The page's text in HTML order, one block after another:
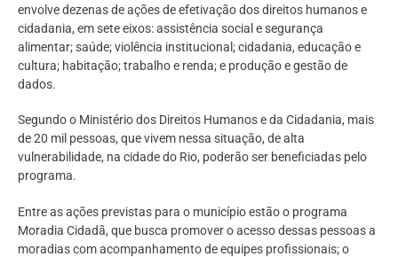
envolve dezenas de ações de efetivação dos direitos humanos e
cidadania, em sete eixos: assistência social e segurança
alimentar; saúde; violência institucional; cidadania, educação e
cultura; habitação; trabalho e renda; e produção e gestão de
dados.
Segundo o Ministério dos Direitos Humanos e da Cidadania, mais
de 20 mil pessoas, que vivem nessa situação, de alta
vulnerabilidade, na cidade do Rio, poderão ser beneficiadas pelo
programa.
Entre as ações previstas para o município estão o programa
Moradia Cidadã, que busca promover o acesso dessas pessoas a
moradias com acompanhamento de equipes profissionais; o